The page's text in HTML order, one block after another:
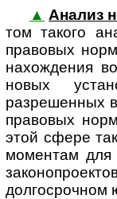
▲ Анализ
том та­ко­го
правовых
нахождения
новых
разрешенных
правовых
этой сфере
моментам для
долгосрочном